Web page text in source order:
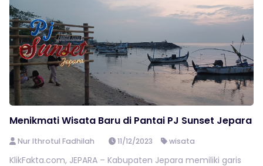
Menikmati Wisata Baru di Pantai PJ Sunset Jepara
Nur Ithrotul Fadhilah 11/12/2023 wisata
KlikFakta.com, JEPARA – Kabupaten Jepara memiliki garis